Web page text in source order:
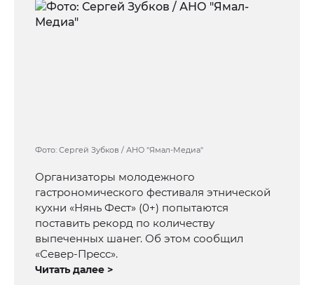
Фото: Сергей Зубков / АНО "Ямал-Медиа"
Организаторы молодежного
гастрономического фестиваля этнической
кухни «Нянь Фест» (0+) попытаются
поставить рекорд по количеству
выпеченных шанег. Об этом сообщил
«Север-Пресс».
Читать далее >